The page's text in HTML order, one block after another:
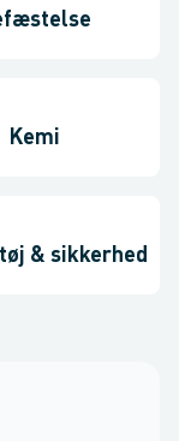
Kemi
& sikkerhed